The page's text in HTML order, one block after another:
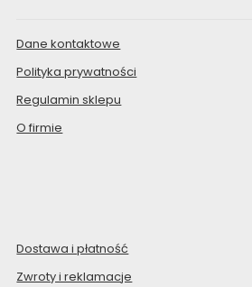
Dane kontaktowe
Polityka prywatności
Regulamin sklepu
O firmie
Dostawa i płatność
Zwroty i reklamacje